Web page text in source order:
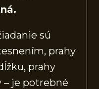
sú
prahy
prahy
je potrebné